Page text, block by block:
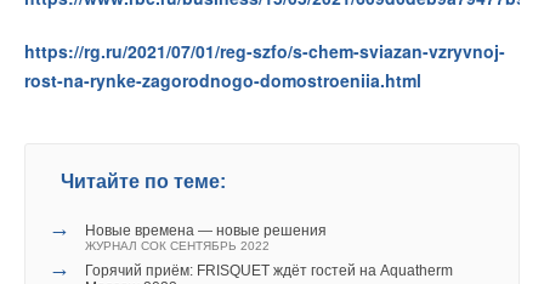
https://rg.ru/2021/07/01/reg-szfo/s-chem-sviazan-vzryvnoj-
rost-na-rynke-zagorodnogo-domostroeniia.html
Читайте по теме:
→ Новые времена — новые решения
ЖУРНАЛ СОК СЕНТЯБРЬ 2022
→
Горячий приём: FRISQUET ждёт гостей на Aquatherm